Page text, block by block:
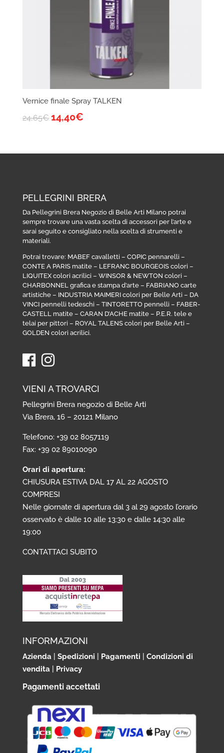
Vernice finale Spray TALKEN
24,65€ 14,40€
PELLEGRINI BRERA
Da Pellegrini Brera Negozio di Belle Arti Milano potrai
sempre trovare una vasta scelta di accessori per l’arte e
sarai seguito e consigliato nella scelta di strumenti e
materiali.
Potrai trovare: MABEF cavalletti – COPIC pennarelli –
CONTE A PARIS matite– LEFRANC BOURGEOIS colori –
LIQUITEX colori acrilici – WINSOR & NEWTON colori –
CHARBONNEL grafica e stampa d’arte– FABRIANO carte
artistiche– INDUSTRIA MAIMERI colori per Belle Arti – DA
VINCI pennelli tedeschi – TINTORETTO pennelli – FABER-
CASTELL matite– CARAN D’ACHE matite– P.E.R. tele e
telai per pittori – ROYAL TALENS colori per Belle Arti –
GOLDEN colori acrilici.
VIENI A TROVARCI
Pellegrini Brera negozio di Belle Arti
Via Brera, 16 – 20121 Milano
Telefono: +39 02 8057119
Fax: +39 02 89010090
Orari di apertura:
CHIUSURA ESTIVA DAL 17 AL 22 AGOSTO
COMPRESI
Nelle giornate di apertura dal 3 al 29 agosto l’orario
osservato è dalle 10 alle 13:30 e dalle 14:30 alle
19:00
CONTATTACI SUBITO
INFORMAZIONI
Azienda| Spedizioni Pagamenti
Condizioni di
vendita| Privacy
Pagamenti accettati